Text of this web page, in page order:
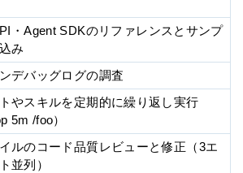
・Agent SDKのリファレンスとサンプ
み
デバッグログの調査
やスキルを定期的に繰り返し実行
5m /foo）
ルのコード品質レビューと修正（3エ
並列）